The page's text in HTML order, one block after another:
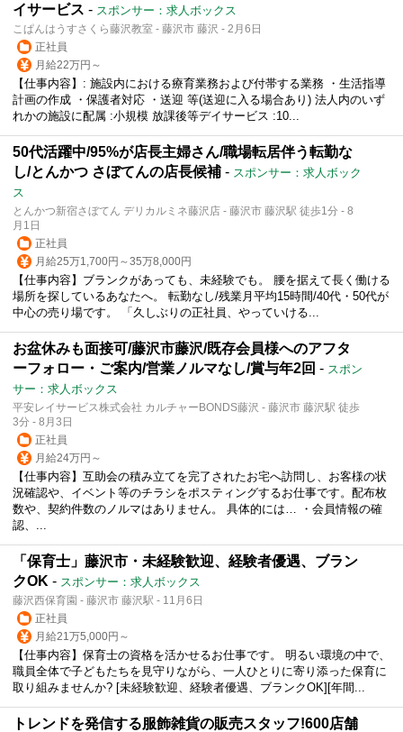
イサービス - スポンサー：求人ボックス
こぱんはうすさくら藤沢教室 - 藤沢市 藤沢 - 2月6日
正社員
月給22万円～
【仕事内容】: 施設内における療育業務および付帯する業務 ・生活指導
計画の作成 ・保護者対応 ・送迎 等(送迎に入る場合あり) 法人内のいず
れかの施設に配属 :小規模 放課後等デイサービス :10...
50代活躍中/95%が店長主婦さん/職場転居伴う転勤な
し/とんかつ さぼてんの店長候補 - スポンサー：求人ボック
ス
とんかつ新宿さぼてん デリカルミネ藤沢店 - 藤沢市 藤沢駅 徒歩1分 - 8
月1日
正社員
月給25万1,700円～35万8,000円
【仕事内容】ブランクがあっても、未経験でも。 腰を据えて長く働ける
場所を探しているあなたへ。 転勤なし/残業月平均15時間/40代・50代が
中心の売り場です。 「久しぶりの正社員、やっていける...
お盆休みも面接可/藤沢市藤沢/既存会員様へのアフタ
ーフォロー・ご案内/営業ノルマなし/賞与年2回 - スポン
サー：求人ボックス
平安レイサービス株式会社 カルチャーBONDS藤沢 - 藤沢市 藤沢駅 徒歩
3分 - 8月3日
正社員
月給24万円～
【仕事内容】互助会の積み立てを完了されたお宅へ訪問し、お客様の状
況確認や、イベント等のチラシをポスティングするお仕事です。配布枚
数や、契約件数のノルマはありません。 具体的には… ・会員情報の確
認、...
「保育士」藤沢市・未経験歓迎、経験者優遇、ブラン
クOK - スポンサー：求人ボックス
藤沢西保育園 - 藤沢市 藤沢駅 - 11月6日
正社員
月給21万5,000円～
【仕事内容】保育士の資格を活かせるお仕事です。 明るい環境の中で、
職員全体で子どもたちを見守りながら、一人ひとりに寄り添った保育に
取り組みませんか? [未経験歓迎、経験者優遇、ブランクOK][年間...
トレンドを発信する服飾雑貨の販売スタッフ!600店舗